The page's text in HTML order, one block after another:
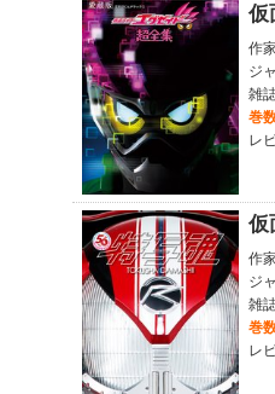
仮
作
ジ
雑
巻
レ
仮
作
ジ
雑
巻
レ